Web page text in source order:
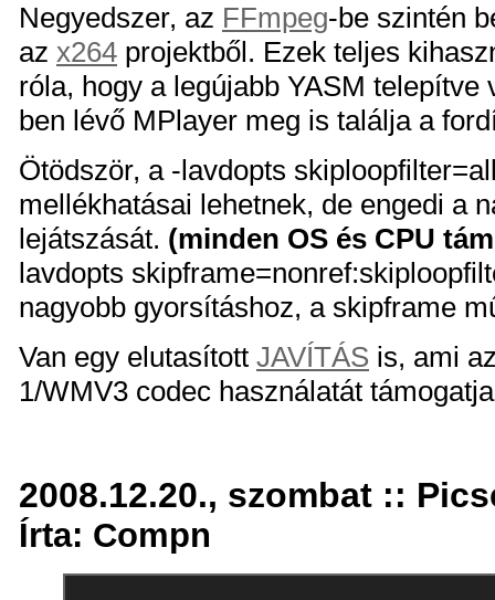
Negyedszer, az FFmpeg-be szintén
az x264 projektből. Ezek teljes
róla, hogy a legújabb YASM
ben lévő MPlayer meg is találja a
Ötödször, a -lavdopts
mellékhatásai lehetnek, de engedi a
lejátszását. (minden OS és CPU
lavdopts
nagyobb gyorsításhoz, a skipframe
Van egy elutasított JAVÍTÁS is, ami
1/WMV3 codec használatát
2008.12.20., szombat ::
Írta: Compn